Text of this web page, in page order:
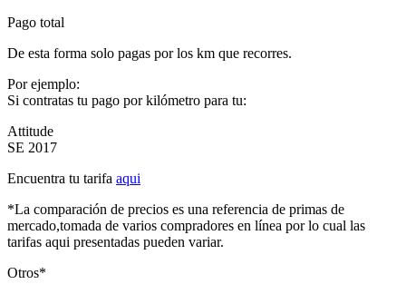
Pago total
De esta forma solo pagas por los km que recorres.
Por ejemplo:
Si contratas tu pago por kilómetro para tu:
Attitude
SE 2017
Encuentra tu tarifa aqui
*La comparación de precios es una referencia de primas de
mercado,tomada de varios compradores en línea por lo cual las
tarifas aqui presentadas pueden variar.
Otros*